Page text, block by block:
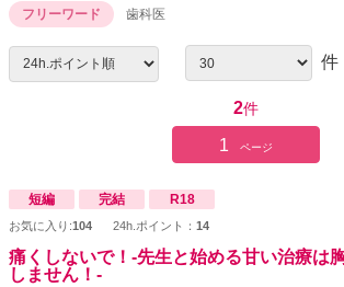
フリーワード 歯科医
件
2件
1 ページ
短編 完結 R18
お気に入り:104 24h.ポイント： 14
痛くしないで！‐先生と始める甘い治療は
しません！‐